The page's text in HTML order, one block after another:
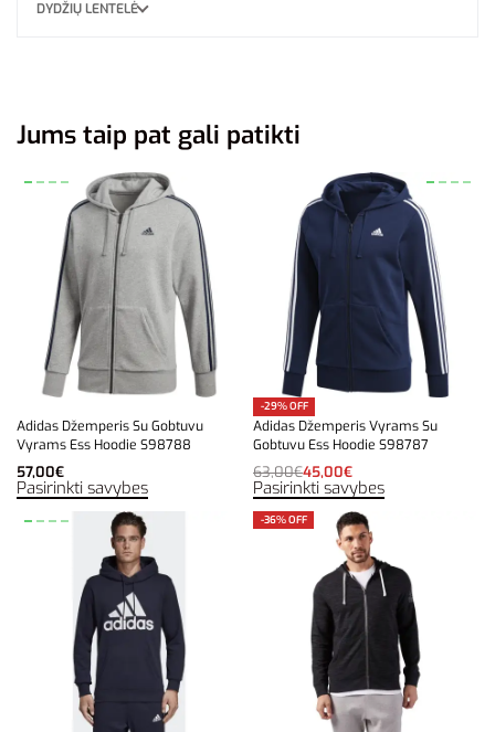
DYDŽIŲ LENTELĖ
Jums taip pat gali patikti
Adidas Džemperis Su Gobtuvu
Vyrams Ess Hoodie S98788
57,00€
Pasirinkti savybes
-29% OFF
Adidas Džemperis Vyrams Su
Gobtuvu Ess Hoodie S98787
63,00€45,00€
Pasirinkti savybes
-36% OFF